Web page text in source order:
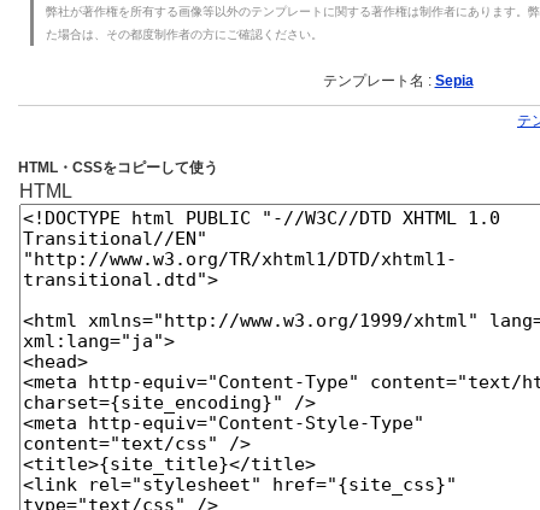
弊社が著作権を所有する画像等以外のテンプレートに関する著作権は制作者にあります。
た場合は、その都度制作者の方にご確認ください。
テンプレート名 : Sepia
テ
HTML・CSSをコピーして使う
HTML